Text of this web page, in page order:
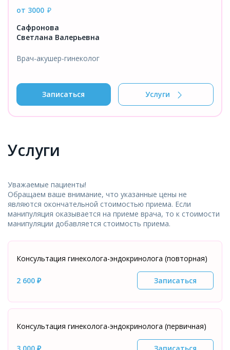
от 3000 ₽
Сафронова
Светлана Валерьевна
Врач-акушер-гинеколог
Записаться Услуги
Услуги
Уважаемые пациенты!
Обращаем ваше внимание, что указанные цены не
являются окончательной стоимостью приема. Если
манипуляция оказывается на приеме врача, то к стоимости
манипуляции добавляется стоимость приема.
Консультация гинеколога-эндокринолога (повторная)
2 600 ₽ Записаться
Консультация гинеколога-эндокринолога (первичная)